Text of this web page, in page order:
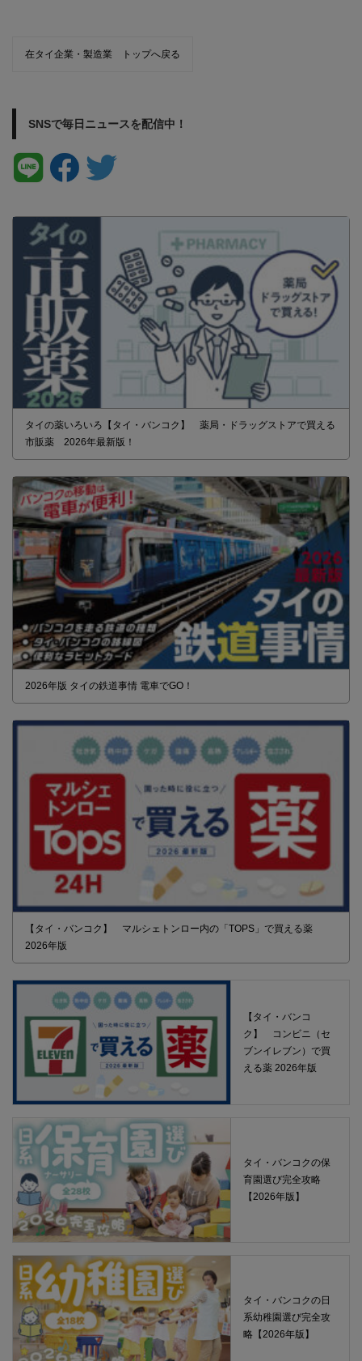
在タイ企業・製造業 トップへ戻る
SNSで毎日ニュースを配信中！
タイの薬いろいろ【タイ・バンコク】 薬局・ドラッグストアで買える
市販薬 2026年最新版！
2026年版 タイの鉄道事情 電車でGO！
【タイ・バンコク】 マルシェトンロー内の「TOPS」で買える薬
2026年版
【タイ・バンコ
ク】 コンビニ（セ
ブンイレブン）で買
える薬 2026年版
タイ・バンコクの保
育園選び完全攻略
【2026年版】
タイ・バンコクの日
系幼稚園選び完全攻
略【2026年版】